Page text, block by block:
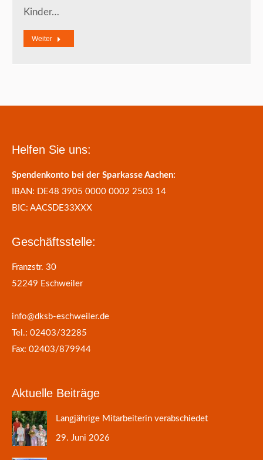
Kinder…
Weiter
Helfen Sie uns:
Spendenkonto bei der Sparkasse Aachen:
IBAN: DE48 3905 0000 0002 2503 14
BIC: AACSDE33XXX
Geschäftsstelle:
Franzstr. 30
52249 Eschweiler
info@dksb-eschweiler.de
Tel.: 02403/32285
Fax: 02403/879944
Aktuelle Beiträge
Langjährige Mitarbeiterin verabschiedet
29. Juni 2026